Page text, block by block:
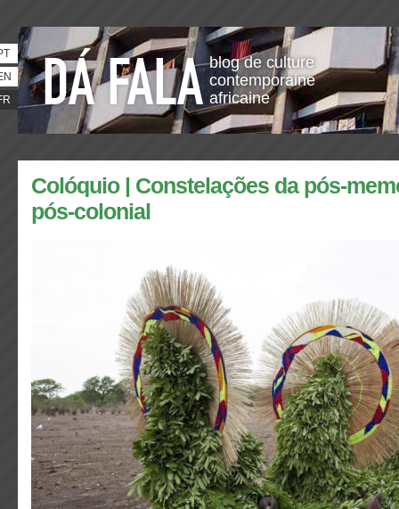
blog de culture
contemporaine
africaine
Colóquio | Constelações da pós-
pós-colonial